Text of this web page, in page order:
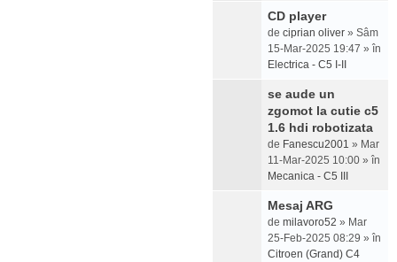
CD player
de ciprian oliver » Sâm
15-Mar-2025 19:47 » în
Electrica - C5 I-II
se aude un
zgomot la cutie c5
1.6 hdi robotizata
de Fanescu2001 » Mar
11-Mar-2025 10:00 » în
Mecanica - C5 III
Mesaj ARG
de milavoro52 » Mar
25-Feb-2025 08:29 » în
Citroen (Grand) C4